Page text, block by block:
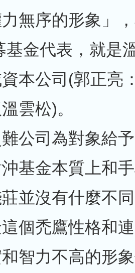
無序的形象」
基金代表，就是
本公司(郭正亮
雲松)。
公司為對象給
基金本質上和
並沒有什麼不
個禿鷹性格和
智力不高的形